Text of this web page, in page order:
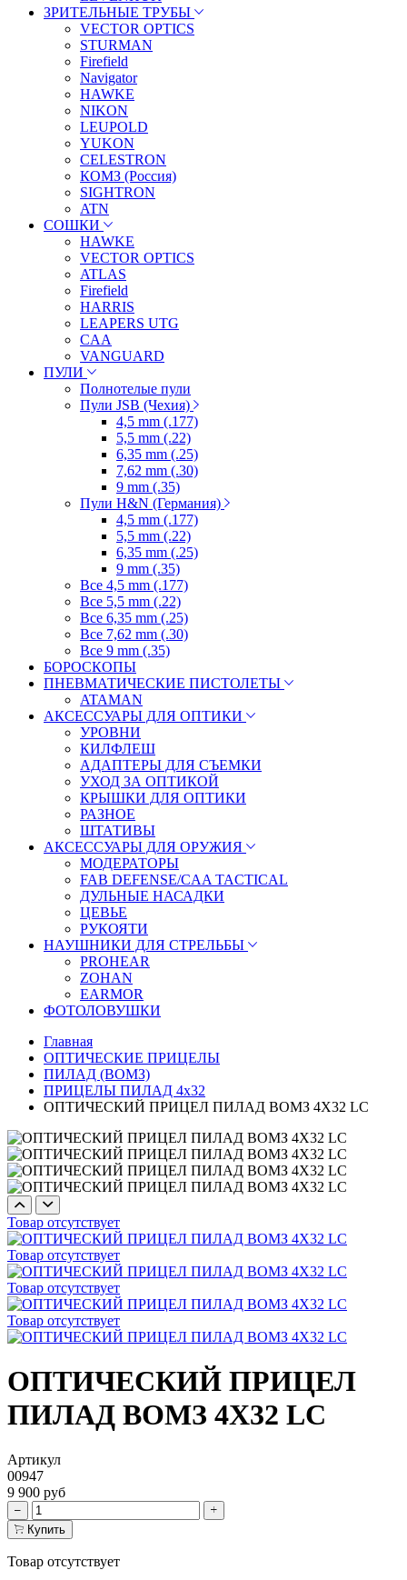
ЗРИТЕЛЬНЫЕ ТРУБЫ
VECTOR OPTICS
STURMAN
Firefield
Navigator
HAWKE
NIKON
LEUPOLD
YUKON
CELESTRON
КОМЗ (Россия)
SIGHTRON
ATN
СОШКИ
HAWKE
VECTOR OPTICS
ATLAS
Firefield
HARRIS
LEAPERS UTG
CAA
VANGUARD
ПУЛИ
Полнотелые пули
Пули JSB (Чехия)
4,5 mm (.177)
5,5 mm (.22)
6,35 mm (.25)
7,62 mm (.30)
9 mm (.35)
Пули H&N (Германия)
4,5 mm (.177)
5,5 mm (.22)
6,35 mm (.25)
9 mm (.35)
Все 4,5 mm (.177)
Все 5,5 mm (.22)
Все 6,35 mm (.25)
Все 7,62 mm (.30)
Все 9 mm (.35)
БОРОСКОПЫ
ПНЕВМАТИЧЕСКИЕ ПИСТОЛЕТЫ
ATAMAN
АКСЕССУАРЫ ДЛЯ ОПТИКИ
УРОВНИ
КИЛФЛЕШ
АДАПТЕРЫ ДЛЯ СЪЕМКИ
УХОД ЗА ОПТИКОЙ
КРЫШКИ ДЛЯ ОПТИКИ
РАЗНОЕ
ШТАТИВЫ
АКСЕССУАРЫ ДЛЯ ОРУЖИЯ
МОДЕРАТОРЫ
FAB DEFENSE/CAA TACTICAL
ДУЛЬНЫЕ НАСАДКИ
ЦЕВЬЕ
РУКОЯТИ
НАУШНИКИ ДЛЯ СТРЕЛЬБЫ
PROHEAR
ZOHAN
EARMOR
ФОТОЛОВУШКИ
Главная
ОПТИЧЕСКИЕ ПРИЦЕЛЫ
ПИЛАД (ВОМЗ)
ПРИЦЕЛЫ ПИЛАД 4х32
ОПТИЧЕСКИЙ ПРИЦЕЛ ПИЛАД ВОМЗ 4X32 LС
Товар отсутствует
Товар отсутствует
Товар отсутствует
Товар отсутствует
ОПТИЧЕСКИЙ ПРИЦЕЛ
ПИЛАД ВОМЗ 4X32 LС
Артикул
00947
9 900 руб
Купить
Товар отсутствует